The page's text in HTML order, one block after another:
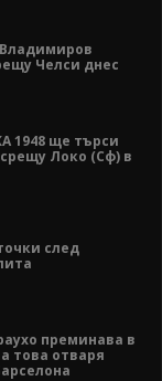
Челси днес
1948 ще търси
Локо (Сф) в
след
преминава в
това отваря